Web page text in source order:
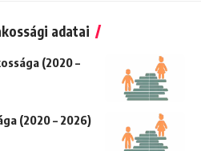
adatai
(2020 –
(2020 – 2026)